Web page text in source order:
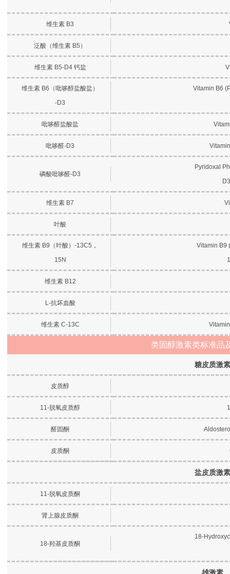
维生素 B3
泛酸（维生素 B5）
维生素 B5-D4 钙盐
维生素 B6（吡哆醇盐酸盐）
-D3
Vitamin B6
吡哆醛盐酸盐
吡哆醛-D3
磷酸吡哆醛-D3
Pyridoxal
维生素 B7
叶酸
维生素 B9（叶酸）-13C5，
15N
Vitamin B9
维生素 B12
L-抗坏血酸
维生素 C-13C
类固醇激素类标准品
糖皮质激素
皮质醇
11-脱氧皮质醇
醛固酮
皮质酮
盐皮质激素
11-脱氧皮质酮
肾上腺皮质酮
18-羟基皮质酮
18-